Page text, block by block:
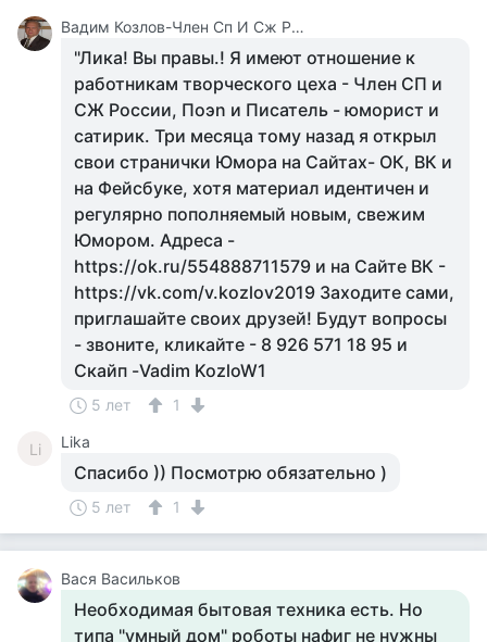
Вадим Козлов-Член Сп И Сж России.будут Вопросы -Звоните 8 926 571 18 95
"Лика! Вы правы.! Я имеют отношение к
работникам творческого цеха - Член СП и
СЖ России, Поэn и Писатель - юморист и
сатирик. Три месяца тому назад я открыл
свои странички Юмора на Сайтах- ОК, ВК и
на Фейсбуке, хотя материал идентичен и
регулярно пополняемый новым, свежим
Юмором. Адреса -
https://ok.ru/554888711579 и на Сайте ВК -
https://vk.com/v.kozlov2019 Заходите сами,
приглашайте своих друзей! Будут вопросы
- звоните, кликайте - 8 926 571 18 95 и
Скайп -Vadim KozloW1
5 лет 1
Li Lika
Спасибо )) Посмотрю обязательно )
5 лет 1
Вася Васильков
Необходимая бытовая техника есть. Но
типа "умный дом" роботы нафиг не нужны